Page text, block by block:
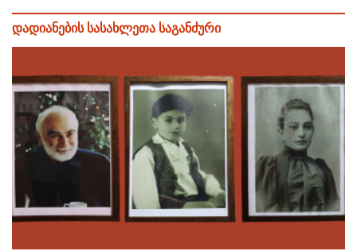
დადიანების სასახლეთა საგანძური